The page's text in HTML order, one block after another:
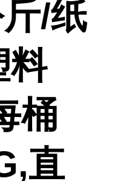
/纸
料
桶
直